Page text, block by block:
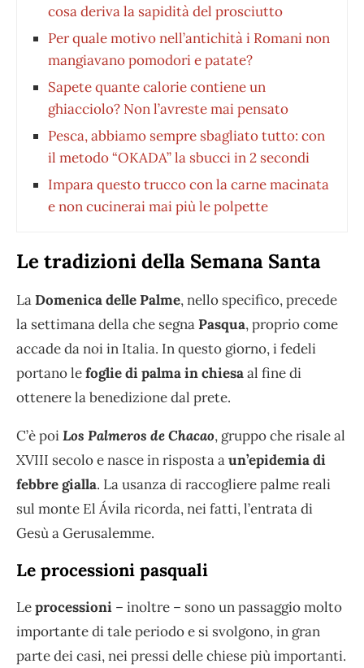
cosa deriva la sapidità del prosciutto
Per quale motivo nell’antichità i Romani non
mangiavano pomodori e patate?
Sapete quante calorie contiene un
ghiacciolo? Non l’avreste mai pensato
Pesca, abbiamo sempre sbagliato tutto: con
il metodo “OKADA” la sbucci in 2 secondi
Impara questo trucco con la carne macinata
e non cucinerai mai più le polpette
Le tradizioni della Semana Santa
LaDomenica delle Palme, nello specifico, precede
la settimana della che segnaPasqua, proprio come
accade da noi in Italia. In questo giorno, i fedeli
portano lefoglie di palma in chiesaal fine di
ottenere la benedizione dal prete.
C’è poiLos Palmeros de Chacao, gruppo che risale al
XVIII secolo e nasce in risposta aun’epidemia di
febbre gialla. La usanza di raccogliere palme reali
sul monte El Ávila ricorda, nei fatti, l’entrata di
Gesù a Gerusalemme.
Le processioni pasquali
Leprocessioni – inoltre – sono un passaggio molto
importante di tale periodo e si svolgono, in gran
parte dei casi, nei pressi delle chiese più importanti.